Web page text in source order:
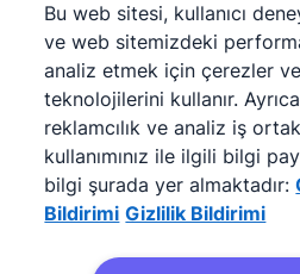
© 2026Pipedrive
Pipedrive
Hizmet Koşulları
Pipedrive
Gizlilik Bildirimi
Site haritası
Çerez Bildirimi
Çerez Tercihleri
Pipedrive Web Tabanlı Bir Satış
Bu web sitesi, kullanıcı
ve web sitemizdeki
analiz etmek için çerezler
teknolojilerini kullanır.
reklamcılık ve analiz iş
kullanımınız ile ilgili bilgi
bilgi şurada yer almaktadır:
Bildirimi Gizlilik Bildirimi